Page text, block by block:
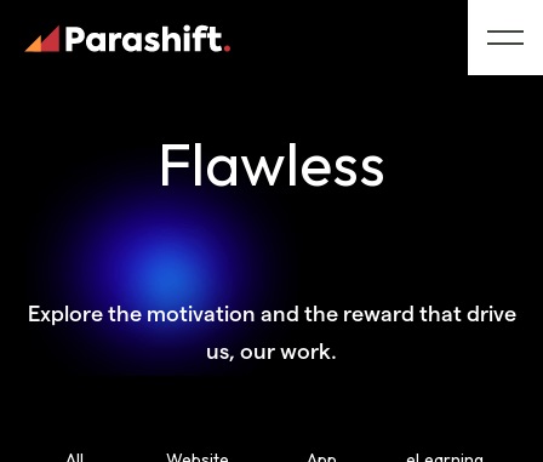
Flawless
Explore the motivation and the reward that drive
us, our work.